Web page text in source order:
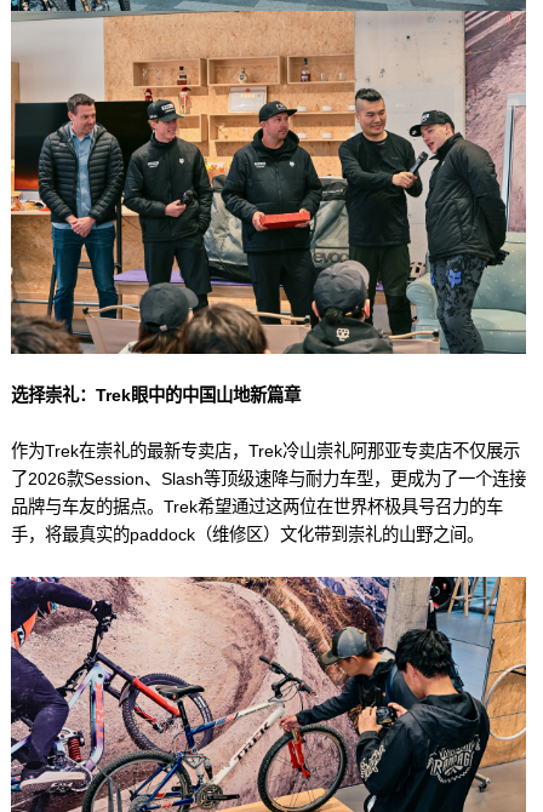
选择崇礼：Trek眼中的中国山地新篇章
作为Trek在崇礼的最新专卖店，Trek冷山崇礼阿那亚专卖店不仅展示
了2026款Session、Slash等顶级速降与耐力车型，更成为了一个连接
品牌与车友的据点。Trek希望通过这两位在世界杯极具号召力的车
手，将最真实的paddock（维修区）文化带到崇礼的山野之间。